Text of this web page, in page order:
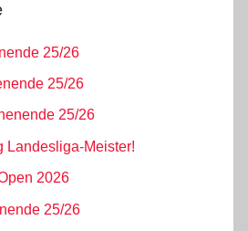
25/26
25/26
25/26
Landesliga-Meister!
2026
25/26